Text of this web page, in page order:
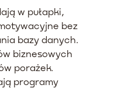
w pułapki,
bez
bazy danych.
biznesowych
porażek.
programy